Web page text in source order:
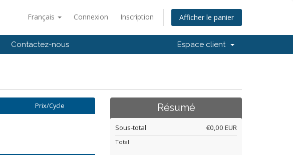
Français Connexion Inscription Afficher le panier
Contactez-nous Espace client
Prix/Cycle Résumé
Sous-total €0,00 EUR
Total